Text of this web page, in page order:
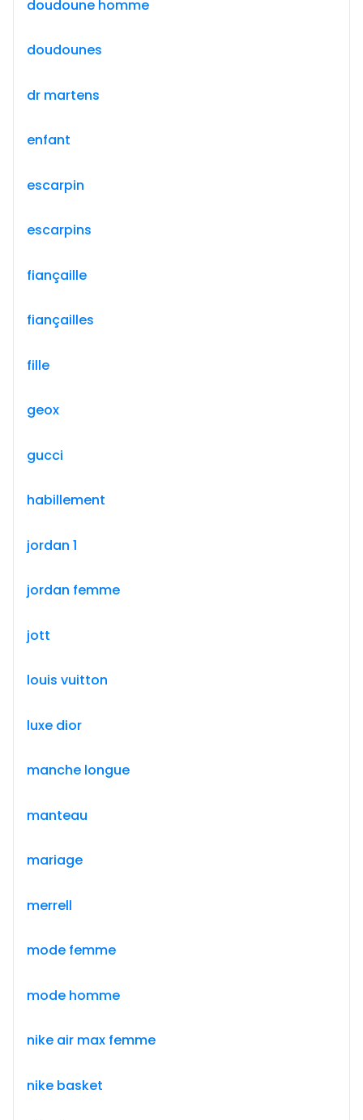
doudoune homme
doudounes
dr martens
enfant
escarpin
escarpins
fiançaille
fiançailles
fille
geox
gucci
habillement
jordan 1
jordan femme
jott
louis vuitton
luxe dior
manche longue
manteau
mariage
merrell
mode femme
mode homme
nike air max femme
nike basket